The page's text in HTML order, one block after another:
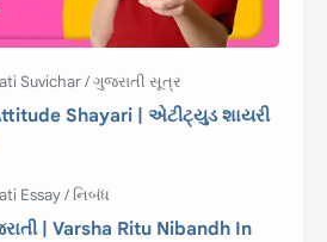
માહિતી
ગુજરાતી સૂત્ર
સમાનાર્થી શબ્દો
Shayari | એટીટ્યુડ શાયરી
| Varsha Ritu Nibandh In